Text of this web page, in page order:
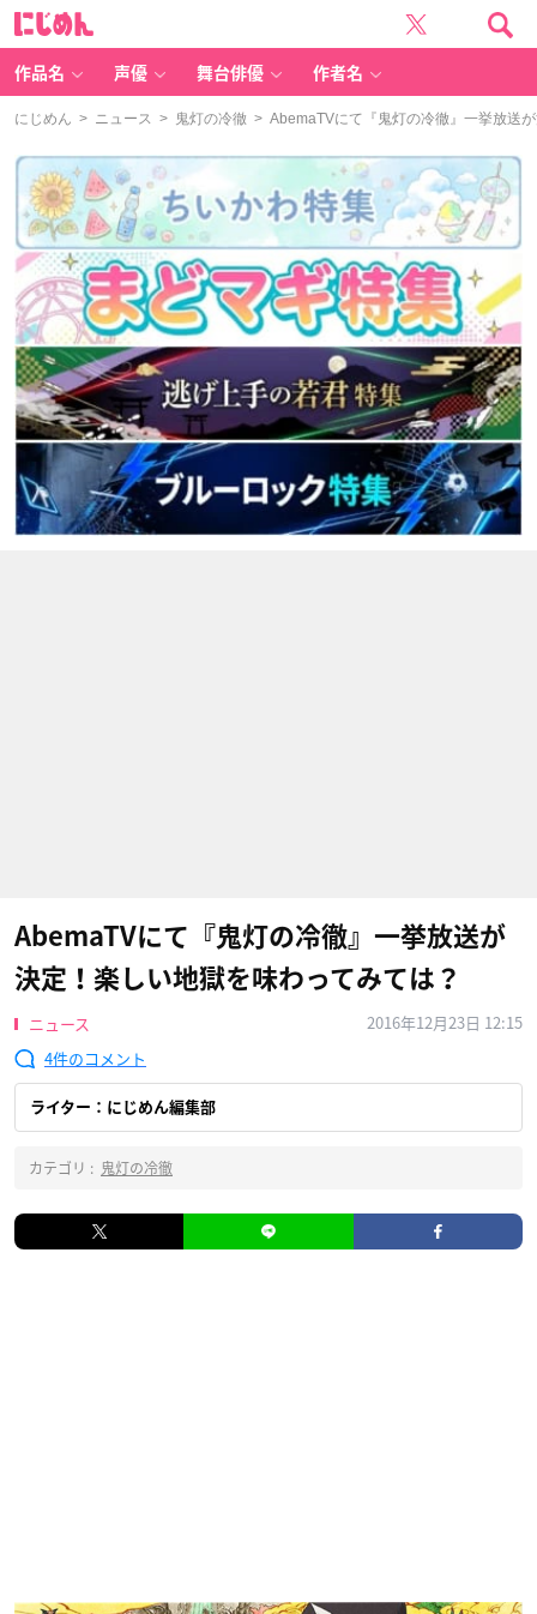
作品名 声優 舞台俳優 作者名
にじめん > ニュース > 鬼灯の冷徹 > AbemaTVにて『鬼灯の冷徹』一挙放送
AbemaTVにて『鬼灯の冷徹』一挙放送が
決定！楽しい地獄を味わってみては？
ニュース
2016年12月23日 12:15
4
ライター：にじめん編集部
カテゴリ : 鬼灯の冷徹